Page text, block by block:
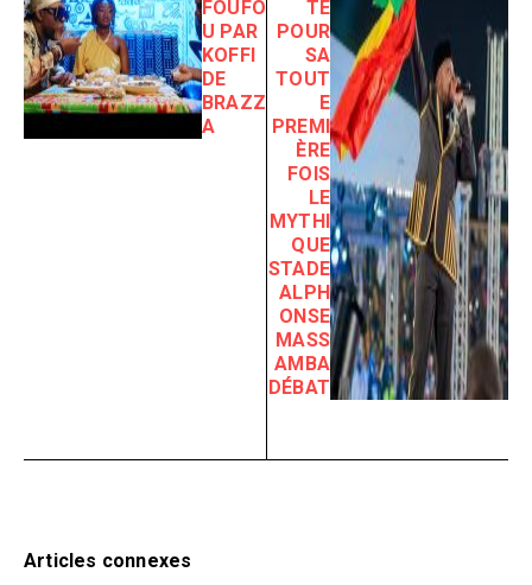
FOUFO
U PAR
KOFFI
DE
BRAZZ
A
TE
POUR
SA
TOUT
E
PREMI
ÈRE
FOIS
LE
MYTHI
QUE
STADE
ALPH
ONSE
MASS
AMBA
DÉBAT
Articles connexes